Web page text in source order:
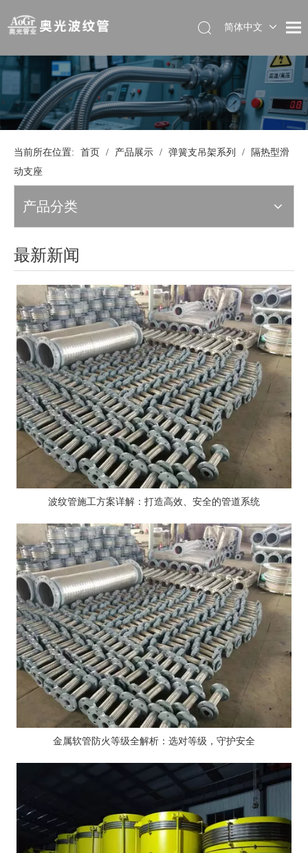
简体中文
当前所在位置: 首页 / 产品展示 / 弹簧支吊架系列 /
隔热型滑
动支座
产品分类
最新新闻
波纹管施工方案详解：打造高效、安全的管道系统
金属软管防火等级全解析：选对等级，守护安全